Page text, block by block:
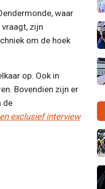
waar
zijn
om de hoek
op. Ook in
Bovendien zijn er
de
exclusief interview